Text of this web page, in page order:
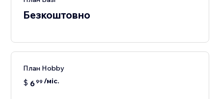
Безкоштовно
План Hobby
$ 699 /міс.